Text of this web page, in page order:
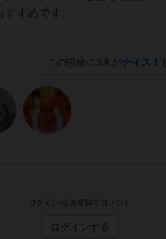
すめです。
この投稿に 3名がナイス！
ログイン/会員登録でコメント
ログインする